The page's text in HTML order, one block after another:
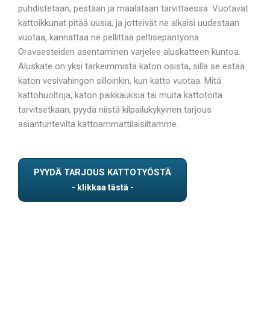
puhdistetaan, pestään ja maalataan tarvittaessa. Vuotavat
kattoikkunat pitää uusia, ja jotteivät ne alkaisi uudestaan
vuotaa, kannattaa ne pellittää peltisepäntyönä.
Oravaesteiden asentaminen varjelee aluskatteen kuntoa.
Aluskate on yksi tärkeimmistä katon osista, sillä se estää
katon vesivahingon silloinkin, kun katto vuotaa. Mitä
kattohuoltoja, katon paikkauksia tai muita kattotöitä
tarvitsetkaan, pyydä niistä kilpailukykyinen tarjous
asiantuntevilta kattoammattilaisiltamme.
PYYDÄ TARJOUS KATTOTYÖSTÄ